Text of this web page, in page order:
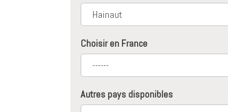
Choisir en France
Autres pays disponibles